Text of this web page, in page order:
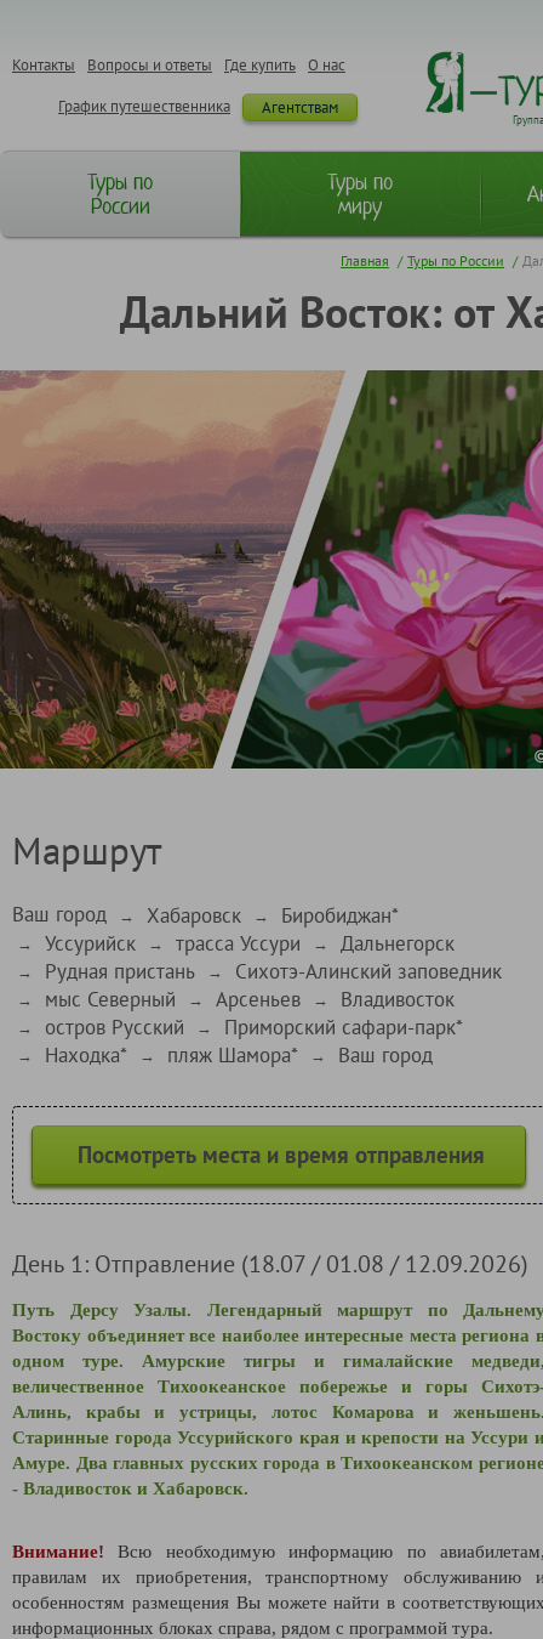
О нас
Где купить
Вопросы и ответы
Контакты
Агентствам
График путешественника
Туры по
России
Туры по
миру
Главная / Туры по России /
Дальний Восток: от
Маршрут
Ваш город → Хабаровск → Биробиджан*
→ Уссурийск → трасса Уссури → Дальнегорск
→ Рудная пристань → Сихотэ-Алинский заповедник
→ мыс Северный → Арсеньев → Владивосток
→ остров Русский → Приморский сафари-парк*
→ Находка* → пляж Шамора* → Ваш город
Посмотреть места и время отправления
День 1: Отправление (18.07 / 01.08 / 12.09.2026)
Путь Дерсу Узалы. Легендарный маршрут по
Востоку объединяет все наиболее интересные места региона
одном туре. Амурские тигры и гималайские
величественное Тихоокеанское побережье и горы
Алинь, крабы и устрицы, лотос Комарова и
Старинные города Уссурийского края и крепости на Уссури
Амуре. Два главных русских города в Тихоокеанском
- Владивосток и Хабаровск.
Внимание!
Всю необходимую информацию по
правилам их приобретения, транспортному обслуживанию
особенностям размещения Вы можете найти в
информационных блоках справа, рядом с программой тура.